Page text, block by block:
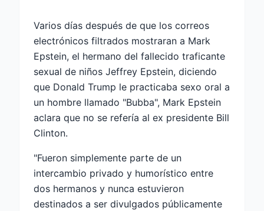
Varios días después de que los correos
electrónicos filtrados mostraran a Mark
Epstein, el hermano del fallecido traficante
sexual de niños Jeffrey Epstein, diciendo
que Donald Trump le practicaba sexo oral a
un hombre llamado "Bubba", Mark Epstein
aclara que no se refería al ex presidente Bill
Clinton.
"Fueron simplemente parte de un
intercambio privado y humorístico entre
dos hermanos y nunca estuvieron
destinados a ser divulgados públicamente